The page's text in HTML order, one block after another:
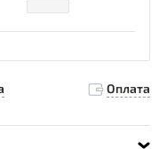
Оплата